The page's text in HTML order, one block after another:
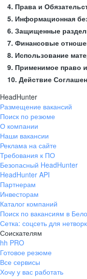
4. Права и
5. Информационная
6. Защищенные
7. Финансовые
8. Использование
9. Применимое право
10. Действие
HeadHunter
Размещение вакансий
Поиск по резюме
О компании
Наши вакансии
Реклама на сайте
Требования к ПО
Безопасный HeadHunter
HeadHunter API
Партнерам
Инвесторам
Каталог компаний
Поиск по вакансиям в
Сетка: соцсеть для
Соискателям
hh PRO
Готовое резюме
Все сервисы
Хочу у вас работать